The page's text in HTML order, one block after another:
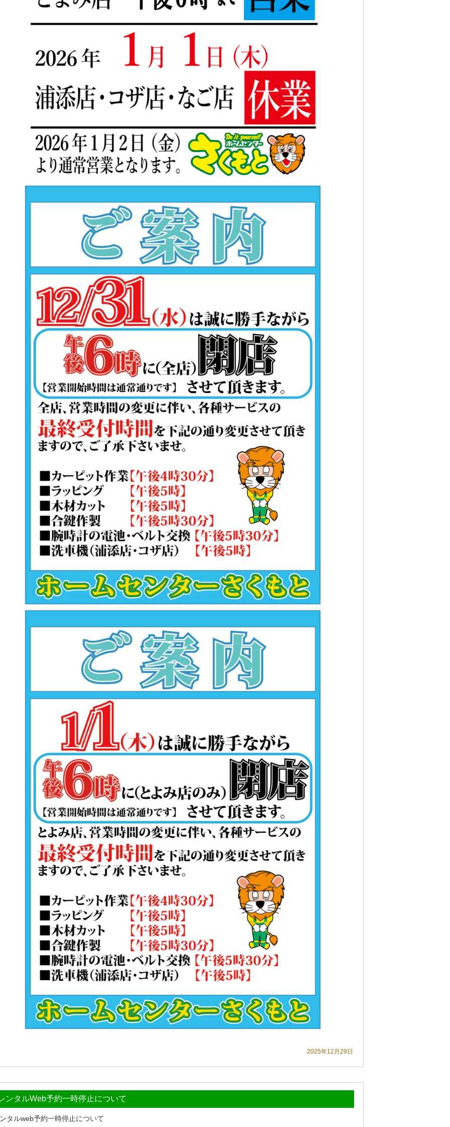
2025年12月29日
ンタルWeb予約一時停止について
タルweb予約一時停止について